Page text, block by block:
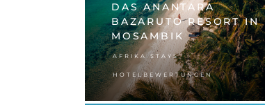
DAS ANANTARA
BAZARUTO RESORT IN
MOSAMBIK
AFRIKA STAYS,
HOTELBEWERTUNGEN